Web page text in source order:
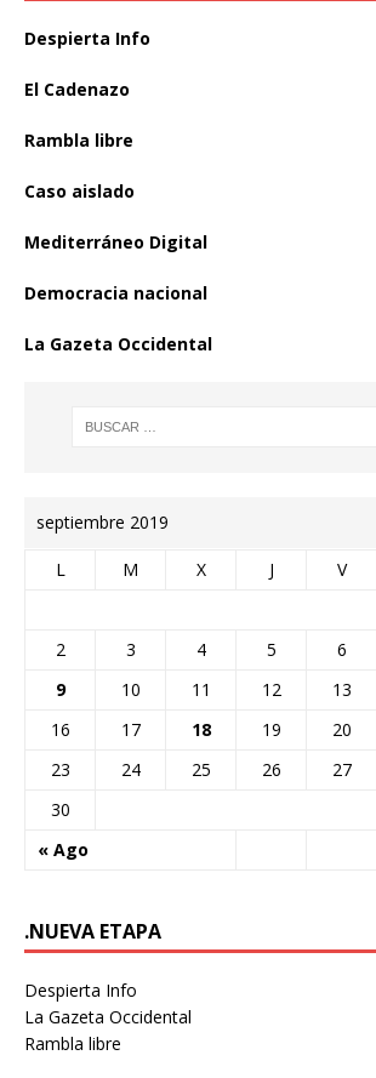
Despierta Info
El Cadenazo
Rambla libre
Caso aislado
Mediterráneo Digital
Democracia nacional
La Gazeta Occidental
septiembre 2019
L M X J V
« Ago
2
3 4 5 6
9
10 11 12 13
16
17 18 19 20
23
24 25 26 27
30
.NUEVA ETAPA
Despierta Info
La Gazeta Occidental
Rambla libre